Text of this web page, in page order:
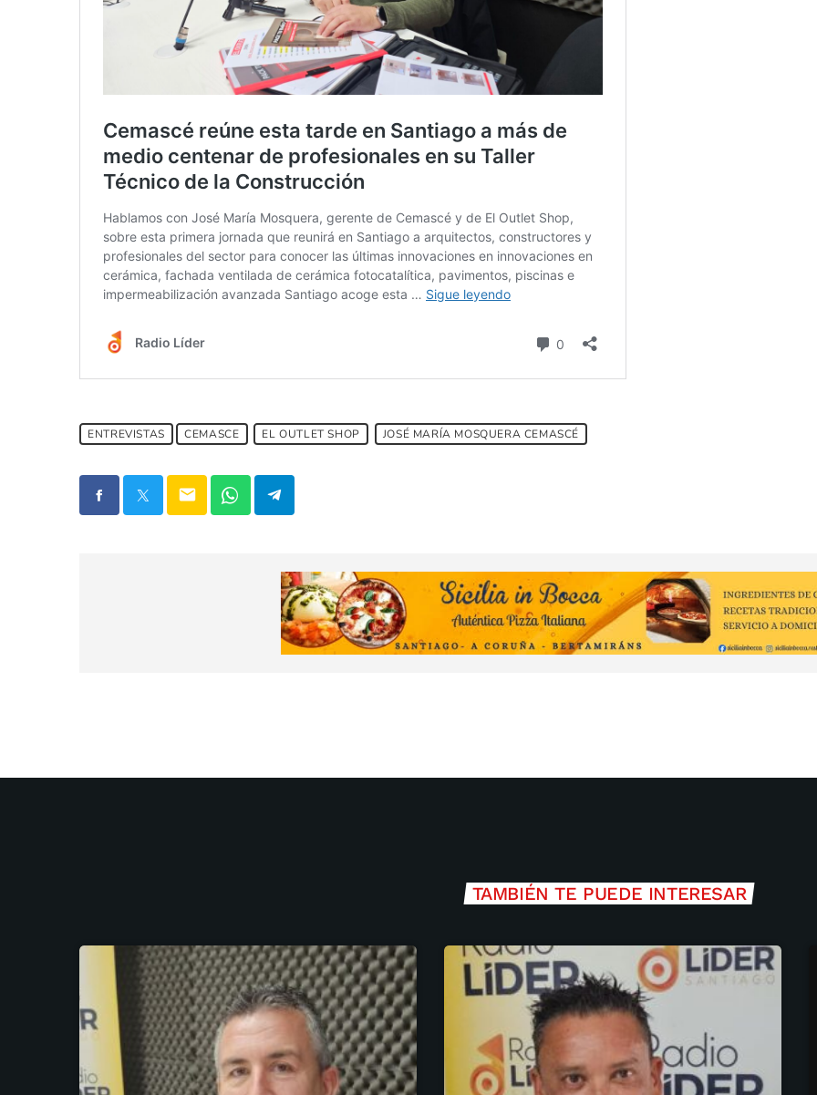
ENTREVISTAS CEMASCE EL OUTLET SHOP JOSÉ MARÍA MOSQUERA CEMASCÉ
email
TAMBIÉN TE PUEDE INTERESAR